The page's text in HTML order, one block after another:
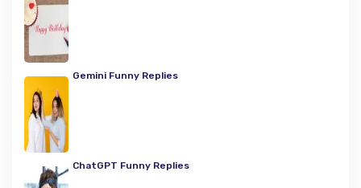
Gemini Funny Replies
ChatGPT Funny Replies